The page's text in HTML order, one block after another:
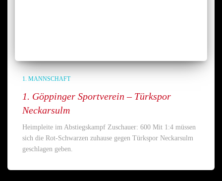
1. MANNSCHAFT
1. Göppinger Sportverein – Türkspor
Neckarsulm
Heimpleite im Abstiegskampf Zuschauer: 600 Mit 1:4 müssen
sich die Rot-Schwarzen zuhause gegen Türkspor Neckarsulm
geschlagen geben.